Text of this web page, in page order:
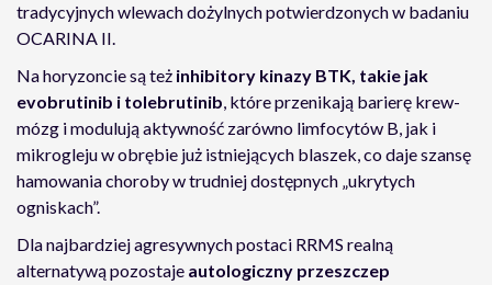
tradycyjnych wlewach dożylnych potwierdzonych w badaniu
OCARINA II.
Na horyzoncie są też inhibitory kinazy BTK, takie jak
evobrutinib i tolebrutinib, które przenikają barierę krew-
mózg i modulują aktywność zarówno limfocytów B, jak i
mikrogleju w obrębie już istniejących blaszek, co daje szansę
hamowania choroby w trudniej dostępnych „ukrytych
ogniskach”.
Dla najbardziej agresywnych postaci RRMS realną
alternatywą pozostaje autologiczny przeszczep